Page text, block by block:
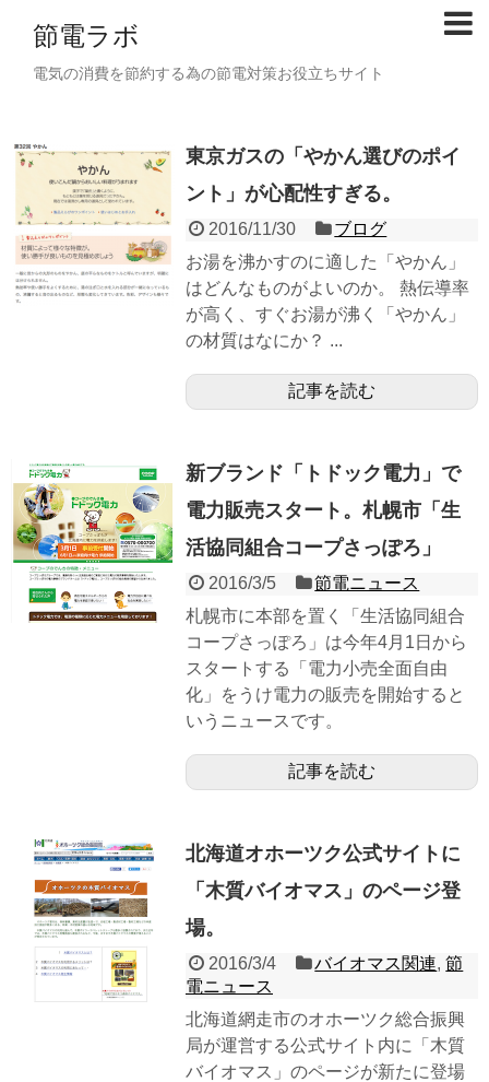
節電ラボ
電気の消費を節約する為の節電対策お役立ちサイト
東京ガスの「やかん選びのポイ
ント」が心配性すぎる。
2016/11/30
ブログ
お湯を沸かすのに適した「やかん」
はどんなものがよいのか。 熱伝導率
が高く、すぐお湯が沸く「やかん」
の材質はなにか？ ...
記事を読む
新ブランド「トドック電力」で
電力販売スタート。札幌市「生
活協同組合コープさっぽろ」
2016/3/5
節電ニュース
札幌市に本部を置く「生活協同組合
コープさっぽろ」は今年4月1日から
スタートする「電力小売全面自由
化」をうけ電力の販売を開始すると
いうニュースです。
記事を読む
北海道オホーツク公式サイトに
「木質バイオマス」のページ登
場。
2016/3/4 バイオマス関連,節
電ニュース
北海道網走市のオホーツク総合振興
局が運営する公式サイト内に「木質
バイオマス」のページが新たに登場